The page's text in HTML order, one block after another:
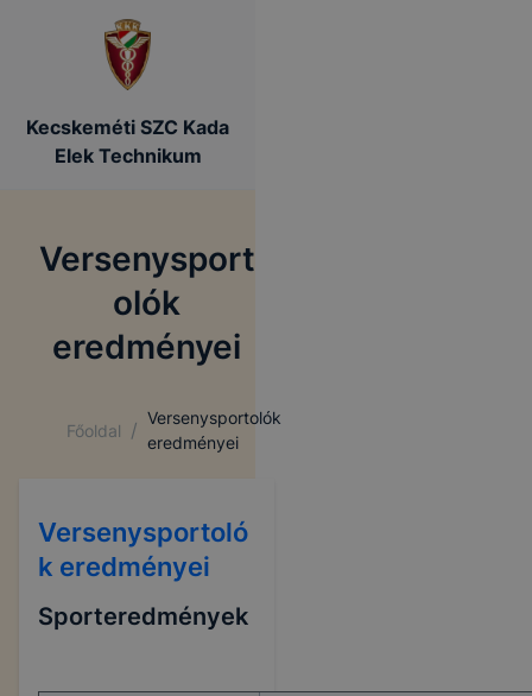
Kecskeméti SZC Kada
Elek Technikum
Versenysport
olók
eredményei
Főoldal /
Versenysportolók
eredményei
Versenysportoló
k eredményei
Sporteredmények